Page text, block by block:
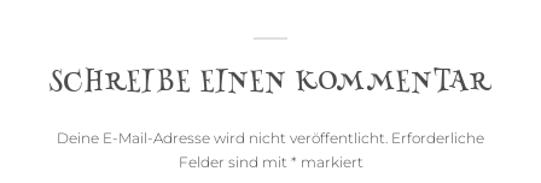
SCHREIBE EINEN KOMMENTAR
Deine E-Mail-Adresse wird nicht veröffentlicht. Erforderliche
Felder sind mit * markiert